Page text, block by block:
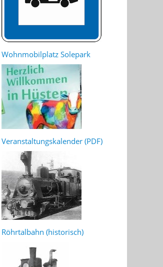
Wohnmobilplatz Solepark
Veranstaltungskalender (PDF)
Röhrtalbahn (historisch)